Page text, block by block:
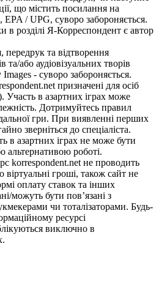
що містить посилання на
EPA / UPG, суворо забороняється.
в розділі Я-Корреспондент є автор
передрук та відтворення
та/або аудіовізуальних творів
- суворо забороняється.
призначені для осіб
Участь в азартних іграх може
Дотримуйтесь правил
гри. При виявленні перших
зверніться до спеціаліста.
в азартних іграх не може бути
альтернативою роботі.
korrespondent.net не проводить
віртуальні гроші, також сайт не
оплату ставок та інших
можуть бути пов’язані з
чи тоталізаторами. Будь-
ресурсі
виключно в